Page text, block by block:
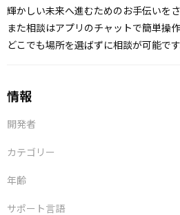
輝かしい未来へ進むためのお手伝いを
また相談はアプリのチャットで簡単操作
どこでも場所を選ばずに相談が可能です
情報
開発者
カテゴリー
年齢
サポート言語